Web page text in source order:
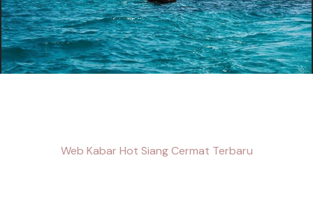
Web Kabar Hot Siang Cermat Terbaru